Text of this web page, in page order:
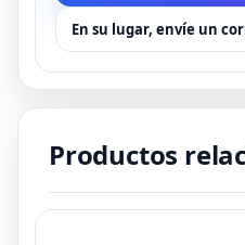
En su lugar, envíe un
Productos